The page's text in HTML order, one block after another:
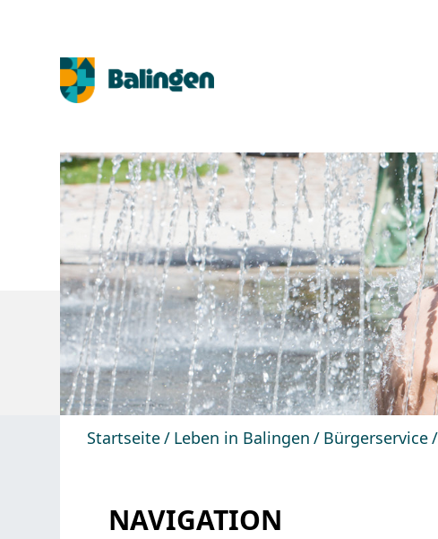
Startseite Leben in Balingen Bürgerservice
NAVIGATION